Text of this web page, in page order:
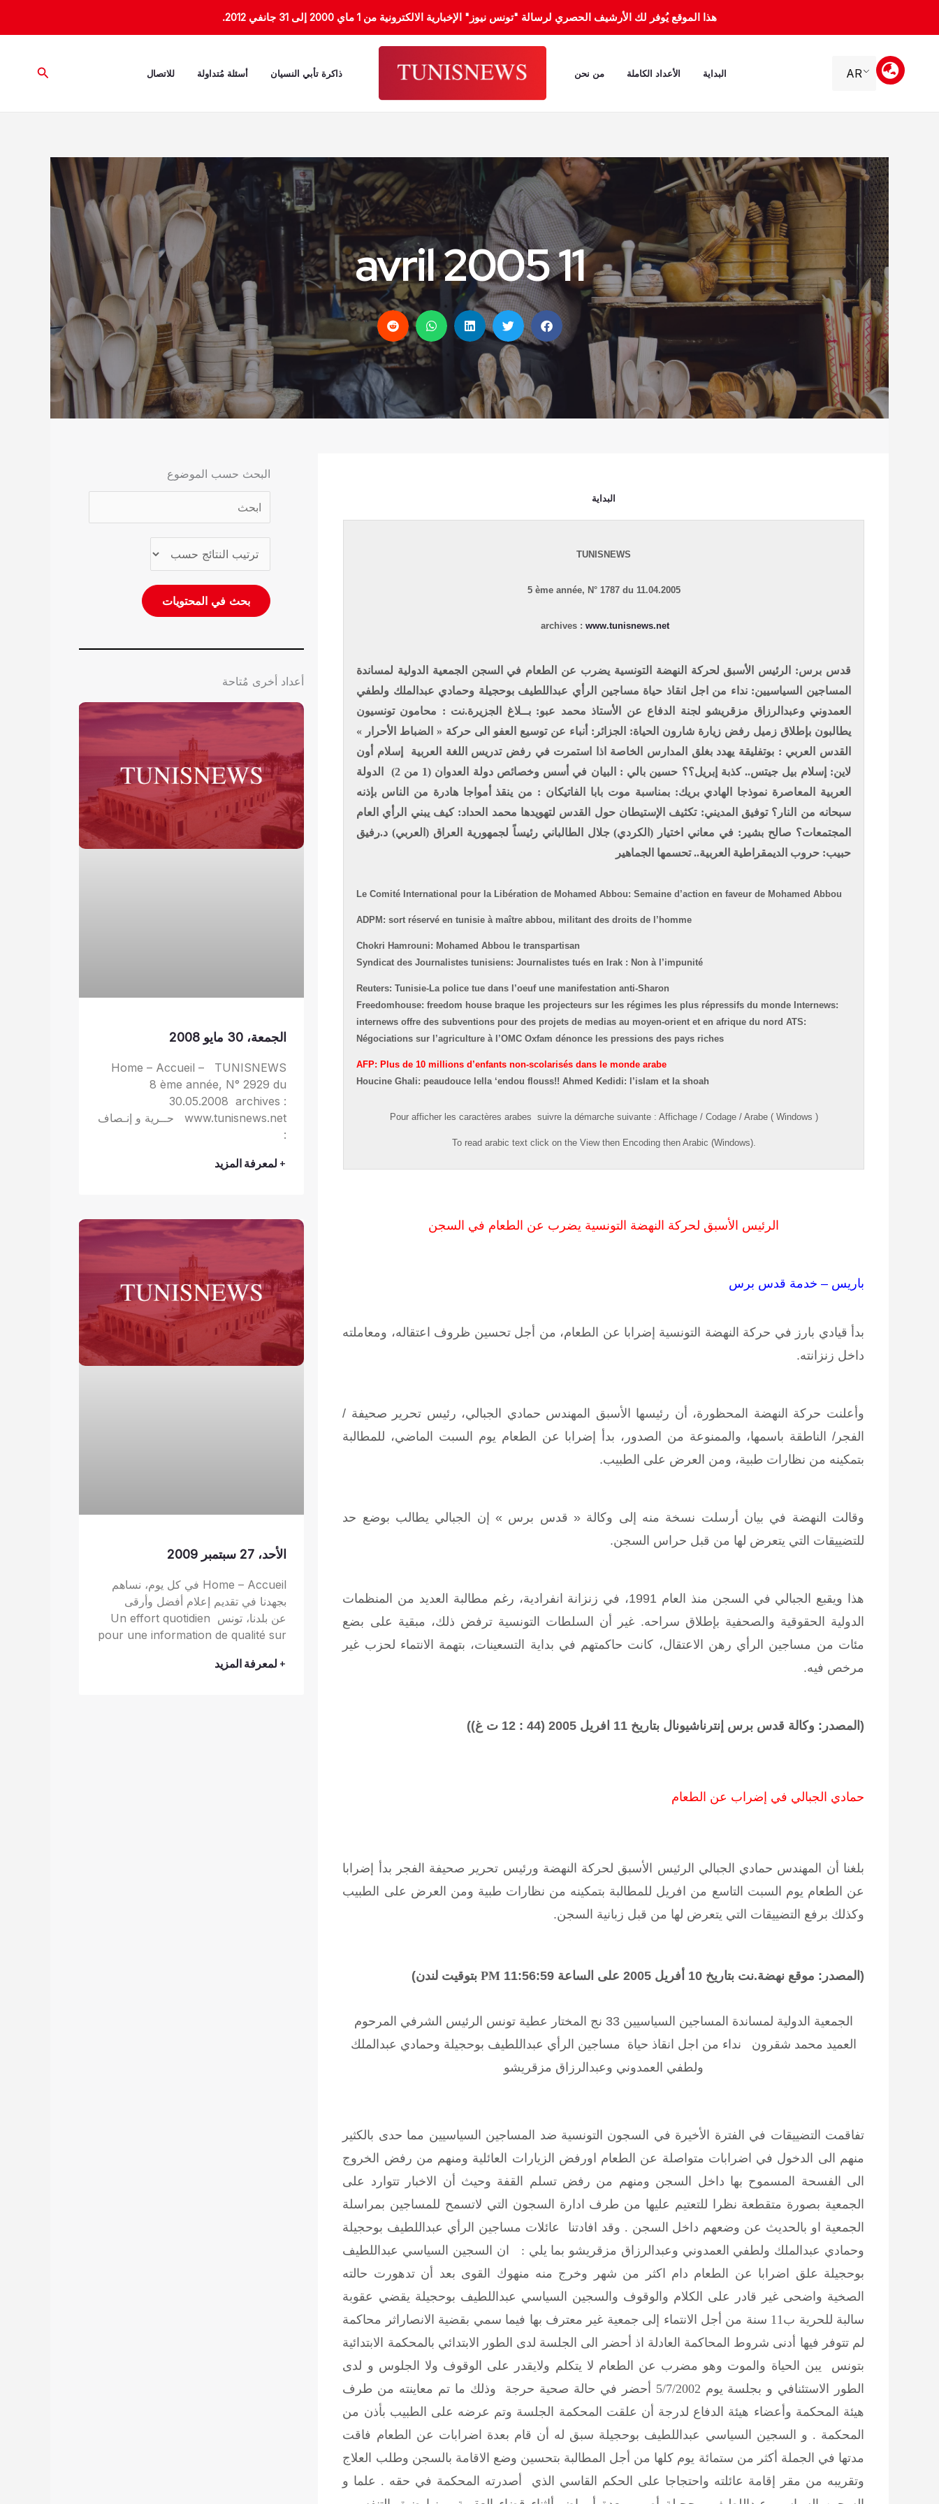
هذا الموقع يُوفر لك الأرشيف الحصري لرسالة "تونس نيوز" الإخبارية الالكترونية من 1 ماي 2000 إلى 31 جانفي 2012.
AR البداية الأعداد الكاملة من نحن ذاكرة تأبي النسيان أسئلة مُتداولة للاتصال البحث
11 avril 2005
البداية
TUNISNEWS
5 ème année, N° 1787 du 11.04.2005
archives : www.tunisnews.net
قدس برس: الرئيس الأسبق لحركة النهضة التونسية يضرب عن الطعام في السجن
الجمعية الدولية لمساندة
المساجين السياسيين: نداء من اجل انقاذ حياة مساجين الرأي عبداللطيف بوحجيلة وحمادي عبدالملك ولطفي
العمدوني وعبدالرزاق مزقريشو لجنة الدفاع عن الأستاذ محمد عبو: بــلاغ
الجزيرة.نت : محامون تونسيون
يطالبون بإطلاق زميل رفض زيارة شارون الحياة: الجزائر: أنباء عن توسيع العفو الى حركة « الضباط الأحرار »
القدس العربي : بوتفليقة يهدد بغلق المدارس الخاصة اذا استمرت في رفض تدريس اللغة العربية
إسلام أون
لاين: إسلام بيل جيتس.. كذبة إبريل؟؟
حسين بالي : البيان في أسس وخصائص دولة العدوان (1 من 2) الدولة
العربية المعاصرة نموذجا الهادي بريك: بمناسبة موت بابا الفاتيكان : من ينقذ أمواجا هادرة من الناس بإذنه
سبحانه من النار؟توفيق المديني: تكثيف الإستيطان حول القدس لتهويدها محمد الحداد: كيف يبني الرأي العام
المجتمعات؟ صالح بشير: في معاني اختيار (الكردي) جلال الطالباني رئيساً لجمهورية العراق (العربي) د.رفيق
حبيب: حروب الديمقراطية العربية.. تحسمها الجماهير
Le Comité International pour la Libération de Mohamed Abbou: Semaine d’action en faveur de Mohamed Abbou
ADPM: sort réservé en tunisie à maître abbou, militant des droits de l’homme
Chokri Hamrouni: Mohamed Abbou le transpartisan
Syndicat des Journalistes tunisiens: Journalistes tués en Irak : Non à l’impunité
Reuters: Tunisie-La police tue dans l’oeuf une manifestation anti-Sharon
Freedomhouse: freedom house braque les projecteurs sur les régimes les plus répressifs du monde Internews:
internews offre des subventions pour des projets de medias au moyen-orient et en afrique du nord ATS:
Négociations sur l’agriculture à l’OMC Oxfam dénonce les pressions des pays riches
AFP: Plus de 10 millions d’enfants non-scolarisés dans le monde arabe
Houcine Ghali: peaudouce lella ‘endou flouss!! Ahmed Kedidi: l’islam et la shoah
Pour afficher les caractères arabes suivre la démarche suivante: Affichage/ Codage/ Arabe ( Windows )
To read arabic text click on the ViewthenEncoding then Arabic (Windows).
الرئيس الأسبق لحركة النهضة التونسية يضرب عن الطعام في السجن
باريس – خدمة قدس برس
بدأ قيادي بارز في حركة النهضة التونسية إضرابا عن الطعام، من أجل تحسين ظروف اعتقاله، ومعاملته
داخل زنزانته.
وأعلنت حركة النهضة المحظورة، أن رئيسها الأسبق المهندس حمادي الجبالي، رئيس تحرير صحيفة /
الفجر/ الناطقة باسمها، والممنوعة من الصدور، بدأ إضرابا عن الطعام يوم السبت الماضي، للمطالبة
بتمكينه من نظارات طبية، ومن العرض على الطبيب.
وقالت النهضة في بيان أرسلت نسخة منه إلى وكالة « قدس برس » إن الجبالي يطالب بوضع حد
للتضييقات التي يتعرض لها من قبل حراس السجن.
هذا ويقبع الجبالي في السجن منذ العام 1991، في زنزانة انفرادية، رغم مطالبة العديد من المنظمات
الدولية الحقوقية والصحفية بإطلاق سراحه. غير أن السلطات التونسية ترفض ذلك، مبقية على بضع
مئات من مساجين الرأي رهن الاعتقال، كانت حاكمتهم في بداية التسعينات، بتهمة الانتماء لحزب غير
مرخص فيه.
(المصدر: وكالة قدس برس إنترناشيونال بتاريخ 11 افريل 2005 (44 : 12 ت غ))
حمادي الجبالي في إضراب عن الطعام
بلغنا أن المهندس حمادي الجبالي الرئيس الأسبق لحركة النهضة ورئيس تحرير صحيفة الفجر بدأ إضرابا
عن الطعام يوم السبت التاسع من افريل للمطالبة بتمكينه من نظارات طبية ومن العرض على الطبيب
وكذلك برفع التضييقات التي يتعرض لها من قبل زبانية السجن.
(المصدر: موقع نهضة.نت بتاريخ 10 أفريل 2005 على الساعة 11:56:59 PM بتوقيت لندن)
الجمعية الدولية لمساندة المساجين السياسيين
33 نج المختار عطية تونس الرئيس الشرفي المرحوم
العميد محمد شقرون نداء من اجل انقاذ حياة مساجين الرأي عبداللطيف بوحجيلة وحمادي عبدالملك
ولطفي العمدوني وعبدالرزاق مزقريشو
تفاقمت التضييقات في الفترة الأخيرة في السجون التونسية ضد المساجين السياسيين مما حدى بالكثير
منهم الى الدخول في اضرابات متواصلة عن الطعام اورفض الزيارات العائلية ومنهم من رفض الخروج
الى الفسحة المسموح بها داخل السجن ومنهم من رفض تسلم القفة وحيث أن الاخبار تتوارد على
الجمعية بصورة متقطعة نظرا للتعتيم عليها من طرف ادارة السجون التي لاتسمح للمساجين بمراسلة
الجمعية او بالحديث عن وضعهم داخل السجن . وقد افادتنا عائلات مساجين الرأي عبداللطيف بوحجيلة
وحمادي عبدالملك ولطفي العمدوني وعبدالرزاق مزقريشو بما يلي : ان السجين السياسي عبداللطيف
بوحجيلة علق اضرابا عن الطعام دام اكثر من شهر وخرج منه منهوك القوى بعد أن تدهورت حالته
الصخية واضحى غير قادر على الكلام والوقوف والسجين السياسي عبداللطيف بوحجيلة يقضي عقوبة
سالبة للحرية ب11 سنة من أجل الانتماء إلى جمعية غير معترف بها فيما سمي بقضية الانصاراثر محاكمة
لم تتوفر فيها أدنى شروط المحاكمة العادلة اذ أحضر الى الجلسة لدى الطور الابتدائي بالمحكمة الابتدائية
بتونس يبن الحياة والموت وهو مضرب عن الطعام لا يتكلم ولايقدر على الوقوف ولا الجلوس و لدى
الطور الاستئنافي و بجلسة يوم 5/7/2002 أحضر في حالة صحية حرجة وذلك ما تم معاينته من طرف
هيئة المحكمة وأعضاء هيئة الدفاع لدرجة أن علقت المحكمة الجلسة وتم عرضه على الطبيب بأذن من
المحكمة . و السجين السياسي عبداللطيف بوحجيلة سبق له أن قام بعدة اضرابات عن الطعام فاقت
مدتها في الجملة أكثر من ستمائة يوم كلها من أجل المطالبة بتحسين وضع الاقامة بالسجن وطلب العلاج
وتقريبه من مقر إقامة عائلته واحتجاجا على الحكم القاسي الذي أصدرته المحكمة في حقه . علما و
البحث حسب الموضوع
أعداد أخرى مُتاحة
الجمعة، 30 مايو 2008
Home – Accueil – TUNISNEWS
8 ème année, N° 2929 du
30.05.2008 archives :
www.tunisnews.net حــرية و إنـصاف
:
+ لمعرفة المزيد
الأحد، 27 سبتمبر 2009
Home – Accueil في كل يوم، نساهم
بجهدنا في تقديم إعلام أفضل وأرقى
عن بلدنا، تونس Un effort quotidien
pour une information de qualité sur
+ لمعرفة المزيد